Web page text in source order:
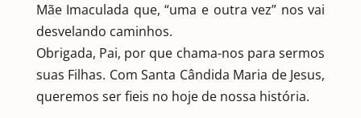
Mãe Imaculada que, “uma e outra vez” nos vai
desvelando caminhos.
Obrigada, Pai, por que chama-nos para sermos
suas Filhas. Com Santa Cândida Maria de Jesus,
queremos ser fieis no hoje de nossa história.